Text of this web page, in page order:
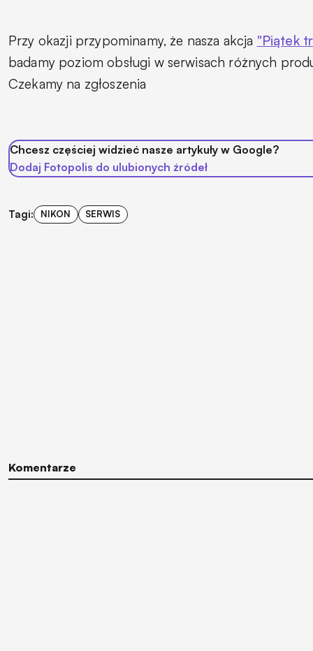
Przy okazji przypominamy, że nasza akcja "Piątek
badamy poziom obsługi w serwisach różnych
Czekamy na zgłoszenia
Chcesz częściej widzieć nasze artykuły w Google?
Dodaj Fotopolis do ulubionych źródeł
Tagi: NIKON SERWIS
Komentarze